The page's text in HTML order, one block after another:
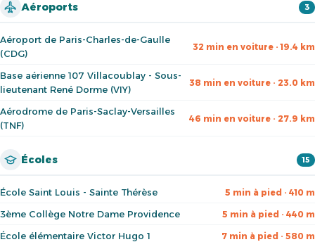
Aéroports 3
Aéroport de Paris-Charles-de-Gaulle
(CDG)
32 min en voiture · 19.4 km
Base aérienne 107 Villacoublay - Sous-
lieutenant René Dorme (VIY)
38 min en voiture · 23.0 km
Aérodrome de Paris-Saclay-Versailles
(TNF)
46 min en voiture · 27.9 km
Écoles 15
École Saint Louis - Sainte Thérèse 5 min à pied · 410 m
3ème Collège Notre Dame Providence 5 min à pied · 440 m
École élémentaire Victor Hugo 1 7 min à pied · 580 m